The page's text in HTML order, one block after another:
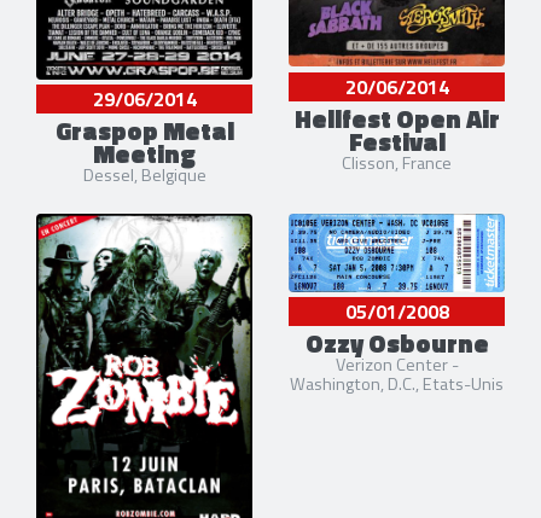
29/06/2014
Graspop Metal
Meeting
Dessel, Belgique
20/06/2014
Hellfest Open Air
Festival
Clisson, France
05/01/2008
Ozzy Osbourne
Verizon Center -
Washington, D.C., Etats-Unis